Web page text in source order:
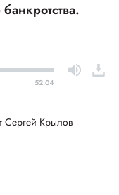
52:04
Сергей Крылов